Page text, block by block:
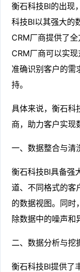
衡石科技BI的出现
科技BI以其强大的
CRM厂商提供了全
CRM厂商可以实现
准确识别客户的需
持。
具体来说，衡石科
商，助力客户实现
一、数据整合与清
衡石科技BI具备强
道、不同格式的客
的数据视图。同时
除数据中的噪声和
二、数据分析与挖
衡石科技BI提供了